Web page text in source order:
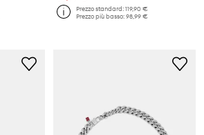
Prezzo standard:119,90 €
Prezzo più basso:98,99 €